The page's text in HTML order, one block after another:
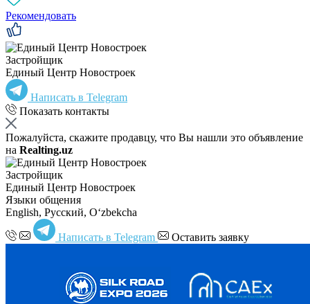
Рекомендовать
Застройщик
Единый Центр Новостроек
Написать в Telegram
Показать контакты
Пожалуйста, скажите продавцу, что Вы нашли это объявление
на Realting.uz
Застройщик
Единый Центр Новостроек
Языки общения
English, Русский, Oʻzbekcha
Написать в Telegram Оставить заявку